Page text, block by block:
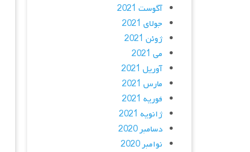
آگوست 2021
جولای 2021
ژوئن 2021
می 2021
آوریل 2021
مارس 2021
فوریه 2021
ژانویه 2021
دسامبر 2020
نوامبر 2020